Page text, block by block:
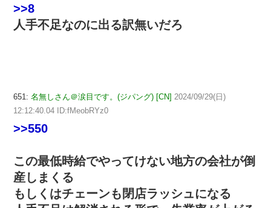
>>8
人手不足なのに出る訳無いだろ
651: 名無しさん＠涙目です。(ジパング) [CN] 2024/09/29(日)
12:12:40.04 ID:fMeobRYz0
>>550
この最低時給でやってけない地方の会社が倒
産しまくる
もしくはチェーンも閉店ラッシュになる